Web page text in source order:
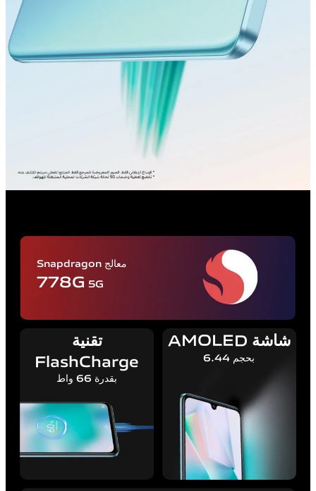
معالج Snapdragon
778G 5G
تقنية
FlashCharge
بقدرة 66 واط
شاشة AMOLED
بحجم 6.44